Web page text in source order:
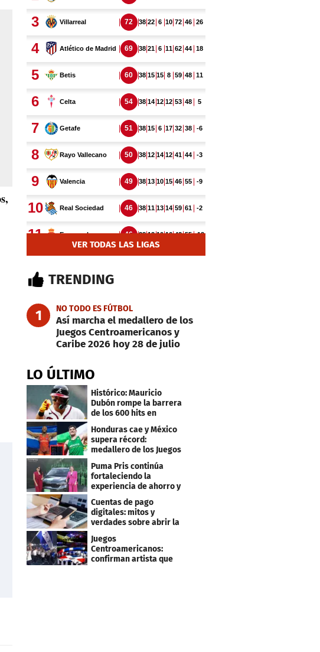
VER TODAS LAS LIGAS
TRENDING
1 NO TODO ES FÚTBOL
Así marcha el medallero de los
Juegos Centroamericanos y
Caribe 2026 hoy 28 de julio
LO ÚLTIMO
Histórico: Mauricio
Dubón rompe la barrera
de los 600 hits en
Honduras cae y México
supera récord:
medallero de los Juegos
Centroamericanos
Puma Pris continúa
fortaleciendo la
experiencia de ahorro y
beneficios para sus
clientes
Cuentas de pago
digitales: mitos y
verdades sobre abrir la
Juegos
Centroamericanos:
confirman artista que